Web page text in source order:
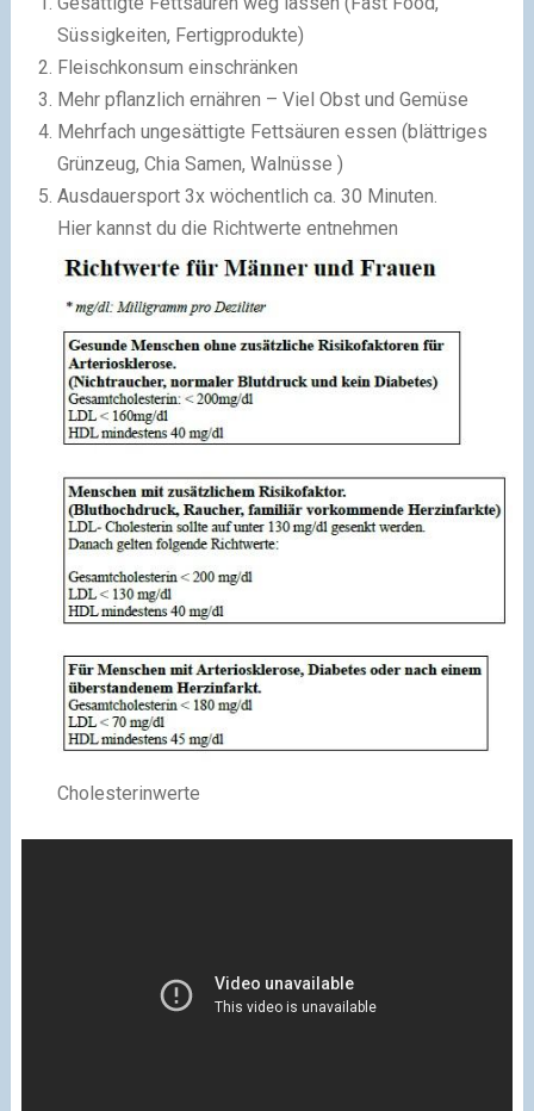
Süssigkeiten, Fertigprodukte)
Fleischkonsum einschränken
Mehr pflanzlich ernähren – Viel Obst und Gemüse
Mehrfach ungesättigte Fettsäuren essen (blättriges
Grünzeug, Chia Samen, Walnüsse )
Ausdauersport 3x wöchentlich ca. 30 Minuten.
Hier kannst du die Richtwerte entnehmen
Cholesterinwerte